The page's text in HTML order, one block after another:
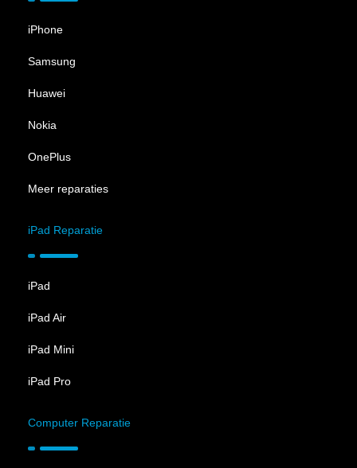
iPhone
Samsung
Huawei
Nokia
OnePlus
Meer reparaties
iPad Reparatie
iPad
iPad Air
iPad Mini
iPad Pro
Computer Reparatie